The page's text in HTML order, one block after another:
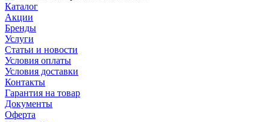
Каталог
Акции
Бренды
Услуги
Статьи и новости
Условия оплаты
Условия доставки
Контакты
Гарантия на товар
Документы
Оферта